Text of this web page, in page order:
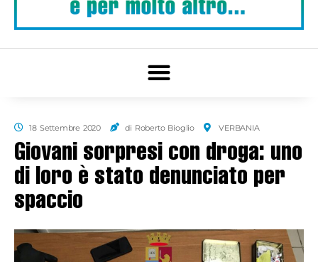
18 Settembre 2020 di Roberto Bioglio VERBANIA
Giovani sorpresi con droga: uno
di loro è stato denunciato per
spaccio